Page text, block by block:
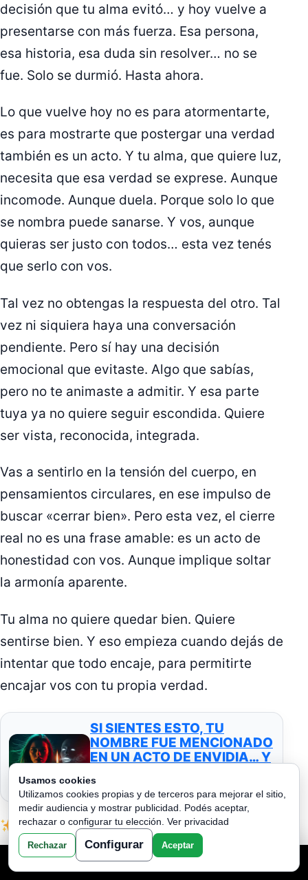
decisión que tu alma evitó… y hoy vuelve a
presentarse con más fuerza. Esa persona,
esa historia, esa duda sin resolver… no se
fue. Solo se durmió. Hasta ahora.
Lo que vuelve hoy no es para atormentarte,
es para mostrarte que postergar una verdad
también es un acto. Y tu alma, que quiere luz,
necesita que esa verdad se exprese. Aunque
incomode. Aunque duela. Porque solo lo que
se nombra puede sanarse. Y vos, aunque
quieras ser justo con todos… esta vez tenés
que serlo con vos.
Tal vez no obtengas la respuesta del otro. Tal
vez ni siquiera haya una conversación
pendiente. Pero sí hay una decisión
emocional que evitaste. Algo que sabías,
pero no te animaste a admitir. Y esa parte
tuya ya no quiere seguir escondida. Quiere
ser vista, reconocida, integrada.
Vas a sentirlo en la tensión del cuerpo, en
pensamientos circulares, en ese impulso de
buscar «cerrar bien». Pero esta vez, el cierre
real no es una frase amable: es un acto de
honestidad con vos. Aunque implique soltar
la armonía aparente.
Tu alma no quiere quedar bien. Quiere
sentirse bien. Y eso empieza cuando dejás de
intentar que todo encaje, para permitirte
encajar vos con tu propia verdad.
SI SIENTES ESTO, TU
NOMBRE FUE MENCIONADO
EN UN ACTO DE ENVIDIA… Y
MUY BAJA.
Decreto: Yo elijo mi paz interior, aunque
eso implique romper con lo que aparentaba
equilibrio.
TU LECTURA AQUI
Usamos cookies
Utilizamos cookies propias y de terceros para mejorar el sitio,
medir audiencia y mostrar publicidad. Podés aceptar,
rechazar o configurar tu elección. Ver privacidad
Rechazar Configurar Aceptar